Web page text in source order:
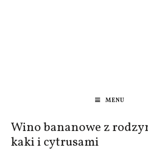
MENU
Wino bananowe z
kaki i cytrusami